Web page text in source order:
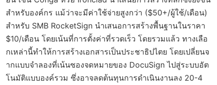
สำหรับองค์กร แม้ว่าจะมีค่าใช้จ่ายสูงกว่า ($50+/ผู้ใช้/เดือน)
สำหรับ SMB RocketSign นำเสนอการสร้างพื้นฐานในราคา
$10/เดือน โดยเน้นที่การตั้งค่าที่รวดเร็ว โดยรวมแล้ว ทางเลือ
กเหล่านี้ทำให้การสร้างเอกสารเป็นประชาธิปไตย โดยเปลี่ยนจ
ากแบบจำลองที่เน้นซองจดหมายของ DocuSign ไปสู่ระบบอัต
โนมัติแบบองค์รวม ซึ่งอาจลดต้นทุนการดำเนินงานลง 20-4